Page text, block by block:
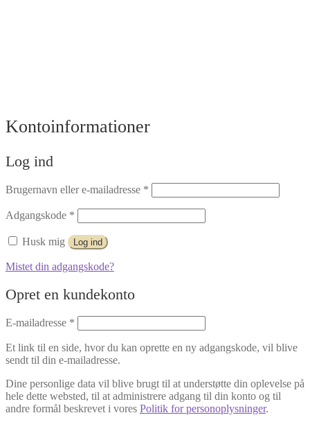
Kontoinformationer
Log ind
Brugernavn eller e-mailadresse *
Adgangskode *
Husk mig Log ind
Mistet din adgangskode?
Opret en kundekonto
E-mailadresse *
Et link til en side, hvor du kan oprette en ny adgangskode, vil blive
sendt til din e-mailadresse.
Dine personlige data vil blive brugt til at understøtte din oplevelse på
hele dette websted, til at administrere adgang til din konto og til
andre formål beskrevet i vores Politik for personoplysninger.